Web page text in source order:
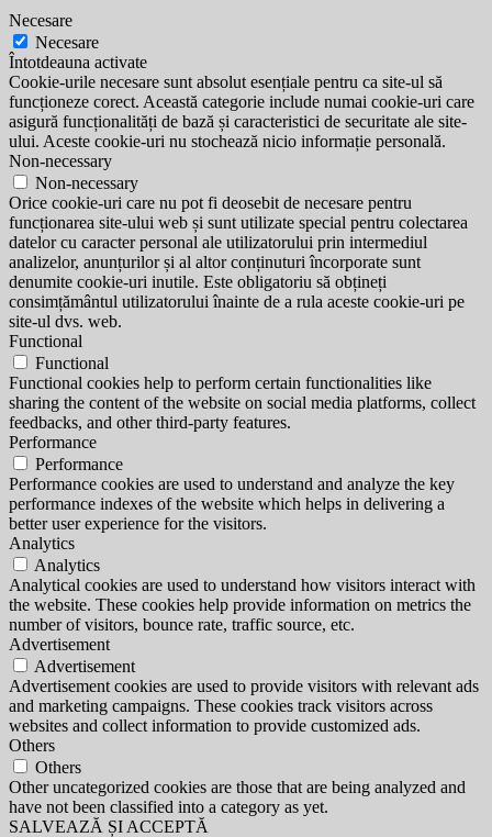
Necesare
Necesare
Întotdeauna activate
Cookie-urile necesare sunt absolut esențiale pentru ca site-ul să
funcționeze corect. Această categorie include numai cookie-uri care
asigură funcționalități de bază și caracteristici de securitate ale site-
ului. Aceste cookie-uri nu stochează nicio informație personală.
Non-necessary
Non-necessary
Orice cookie-uri care nu pot fi deosebit de necesare pentru
funcționarea site-ului web și sunt utilizate special pentru colectarea
datelor cu caracter personal ale utilizatorului prin intermediul
analizelor, anunțurilor și al altor conținuturi încorporate sunt
denumite cookie-uri inutile. Este obligatoriu să obțineți
consimțământul utilizatorului înainte de a rula aceste cookie-uri pe
site-ul dvs. web.
Functional
Functional
Functional cookies help to perform certain functionalities like
sharing the content of the website on social media platforms, collect
feedbacks, and other third-party features.
Performance
Performance
Performance cookies are used to understand and analyze the key
performance indexes of the website which helps in delivering a
better user experience for the visitors.
Analytics
Analytics
Analytical cookies are used to understand how visitors interact with
the website. These cookies help provide information on metrics the
number of visitors, bounce rate, traffic source, etc.
Advertisement
Advertisement
Advertisement cookies are used to provide visitors with relevant ads
and marketing campaigns. These cookies track visitors across
websites and collect information to provide customized ads.
Others
Others
Other uncategorized cookies are those that are being analyzed and
have not been classified into a category as yet.
SALVEAZĂ ȘI ACCEPTĂ